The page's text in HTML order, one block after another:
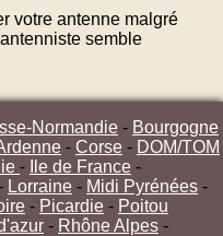
votre antenne malgré
semble
Normandie - Bourgogne
- Corse - DOM/TOM
- Ile de France -
Lorraine - Midi Pyrénées -
- Picardie - Poitou
- Rhône Alpes -